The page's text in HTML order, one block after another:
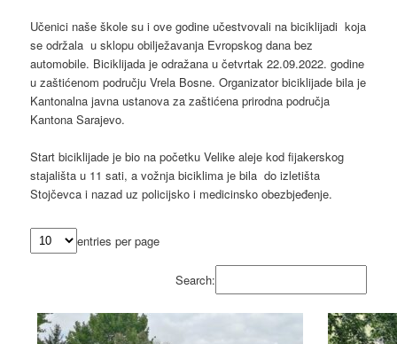
Učenici naše škole su i ove godine učestvovali na biciklijadi koja
se održala u sklopu obilježavanja Evropskog dana bez
automobile. Biciklijada je odražana u četvrtak 22.09.2022. godine
u zaštićenom području Vrela Bosne. Organizator biciklijade bila je
Kantonalna javna ustanova za zaštićena prirodna područja
Kantona Sarajevo.
Start biciklijade je bio na početku Velike aleje kod fijakerskog
stajališta u 11 sati, a vožnja biciklima je bila do izletišta
Stojčevca i nazad uz policijsko i medicinsko obezbjeđenje.
entries per page
Search: